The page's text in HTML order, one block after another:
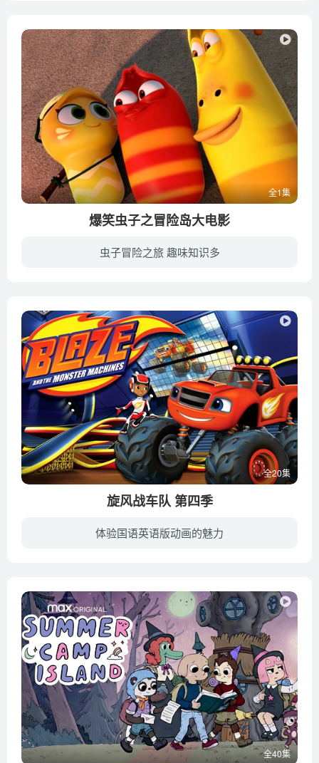
全1集
爆笑虫子之冒险岛大电影
虫子冒险之旅 趣味知识多
全20集
旋风战车队 第四季
体验国语英语版动画的魅力
全40集